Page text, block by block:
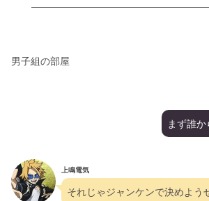
男子組の部屋
まず誰か
上鳴電気
それじゃジャンケンで決めよう